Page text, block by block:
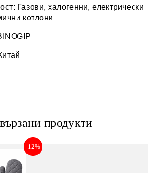
Газови, халогенни, електрически
котлони
продукти
-12%